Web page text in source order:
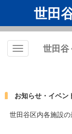
世田
Toggle
世田谷
お知らせ・イベン
世田谷区内各施設の